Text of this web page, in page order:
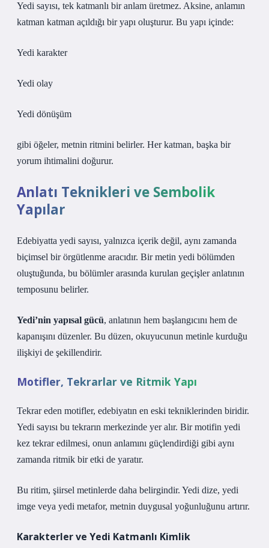
Yedi sayısı, tek katmanlı bir anlam üretmez. Aksine, anlamın
katman katman açıldığı bir yapı oluşturur. Bu yapı içinde:
Yedi karakter
Yedi olay
Yedi dönüşüm
gibi öğeler, metnin ritmini belirler. Her katman, başka bir
yorum ihtimalini doğurur.
Anlatı Teknikleri ve Sembolik
Yapılar
Edebiyatta yedi sayısı, yalnızca içerik değil, aynı zamanda
biçimsel bir örgütlenme aracıdır. Bir metin yedi bölümden
oluştuğunda, bu bölümler arasında kurulan geçişler anlatının
temposunu belirler.
Yedi’nin yapısal gücü, anlatının hem başlangıcını hem de
kapanışını düzenler. Bu düzen, okuyucunun metinle kurduğu
ilişkiyi de şekillendirir.
Motifler, Tekrarlar ve Ritmik Yapı
Tekrar eden motifler, edebiyatın en eski tekniklerinden biridir.
Yedi sayısı bu tekrarın merkezinde yer alır. Bir motifin yedi
kez tekrar edilmesi, onun anlamını güçlendirdiği gibi aynı
zamanda ritmik bir etki de yaratır.
Bu ritim, şiirsel metinlerde daha belirgindir. Yedi dize, yedi
imge veya yedi metafor, metnin duygusal yoğunluğunu artırır.
Karakterler ve Yedi Katmanlı Kimlik